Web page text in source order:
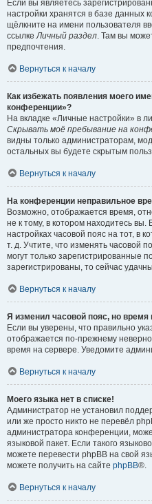
Если вы являетесь
настройки хранятся в базе данных
щёлкните на имени пользователя
ссылкеЛичный раздел. Там вы
предпочтения.
Вернуться к началу
Как избежать появления моего
конференции»?
На вкладке «Личные настройки» в
Скрывать моё пребывание на
видны только администраторам,
остальных вы будете скрытым
Вернуться к началу
На конференции неправильное
Возможно, отображается время,
не к тому, в котором находитесь
настройках часовой пояс на тот, в
т. д. Учтите, что изменять часовой
могут только зарегистрированные
зарегистрированы, то сейчас
Вернуться к началу
Я изменил часовой пояс, но время
Если вы уверены, что правильно
отображается по-прежнему
время на сервере. Уведомите
Вернуться к началу
Моего языка нет в списке!
Администратор не установил
или же просто никто не перевёл
администратора конференции,
языковой пакет. Если такого
можете перевести phpBB на свой
можете получить на сайте phpBB®.
Вернуться к началу